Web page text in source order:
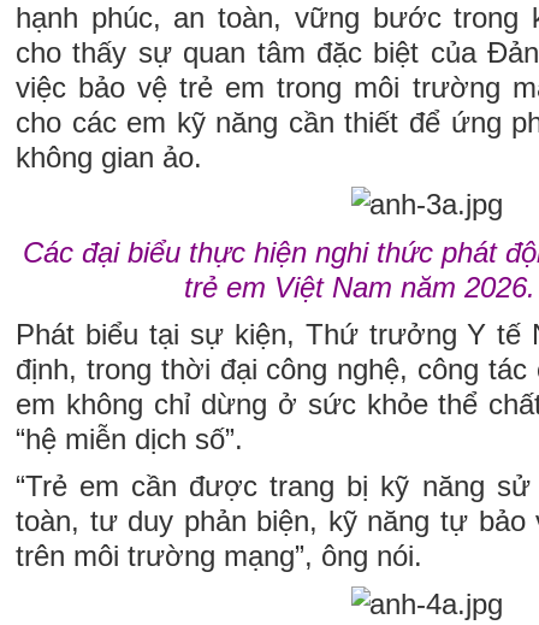
hạnh phúc, an toàn, vững bước trong
cho thấy sự quan tâm đặc biệt của
việc bảo vệ trẻ em trong môi trường
cho các em kỹ năng cần thiết để ứng
không gian ảo.
Các đại biểu thực hiện nghi thức phát
trẻ em Việt Nam năm
Phát biểu tại sự kiện, Thứ trưởng Y tế
định, trong thời đại công nghệ, công
em không chỉ dừng ở sức khỏe thể
“hệ miễn dịch số”.
“Trẻ em cần được trang bị kỹ năng
toàn, tư duy phản biện, kỹ năng tự
trên môi trường mạng”, ông nói.